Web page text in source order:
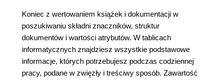
Koniec z wertowaniem książek i dokumentacji w
poszukiwaniu składni znaczników, struktur
dokumentów i wartości atrybutów. W tablicach
informatycznych znajdziesz wszystkie podstawowe
informacje, których potrzebujesz podczas codziennej
pracy, podane w zwięzły i treściwy sposób. Zawartość